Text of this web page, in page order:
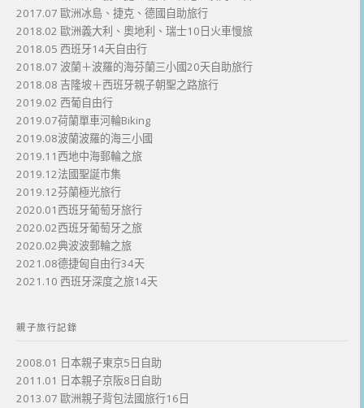
2017.07 歐洲冰島、捷克、德國自助旅行
2018.02 歐洲義大利、奧地利、瑞士10日火車慢旅
2018.05 西班牙14天自由行
2018.07 波蘭＋波羅的海芬蘭三小國20天自助旅行
2018.08 吉隆坡＋西班牙親子朝聖之路旅行
2019.02 西葡自由行
2019.07荷蘭單車河輪Biking
2019.08波蘭波羅的海三小國
2019.11西地中海郵輪之旅
2019.12法國聖誕市集
2019.12芬蘭極光旅行
2020.01西班牙葡萄牙旅行
2020.02西班牙葡萄牙之旅
2020.02典波波郵輪之旅
2021.08德捷匈自由行34天
2021.10 西班牙深度之旅14天
親子旅行記錄
2008.01 日本親子東京5日自助
2011.01 日本親子京阪8日自助
2013.07 歐洲親子背包法國旅行16日